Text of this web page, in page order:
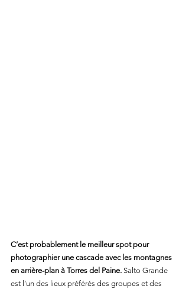
C’est probablement le meilleur spot pour
photographier une cascade avec les montagnes
en arrière-plan à Torres del Paine. Salto Grande
est l’un des lieux préférés des groupes et des